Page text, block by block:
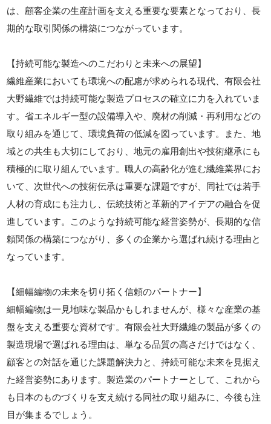
は、顧客企業の生産計画を支える重要な要素となっており、長
期的な取引関係の構築につながっています。
【持続可能な製造へのこだわりと未来への展望】
繊維産業においても環境への配慮が求められる現代、有限会社
大野繊維では持続可能な製造プロセスの確立に力を入れていま
す。省エネルギー型の設備導入や、廃材の削減・再利用などの
取り組みを通じて、環境負荷の低減を図っています。また、地
域との共生も大切にしており、地元の雇用創出や技術継承にも
積極的に取り組んでいます。職人の高齢化が進む繊維業界にお
いて、次世代への技術伝承は重要な課題ですが、同社では若手
人材の育成にも注力し、伝統技術と革新的アイデアの融合を促
進しています。このような持続可能な経営姿勢が、長期的な信
頼関係の構築につながり、多くの企業から選ばれ続ける理由と
なっています。
【細幅編物の未来を切り拓く信頼のパートナー】
細幅編物は一見地味な製品かもしれませんが、様々な産業の基
盤を支える重要な資材です。有限会社大野繊維の製品が多くの
製造現場で選ばれる理由は、単なる品質の高さだけではなく、
顧客との対話を通じた課題解決力と、持続可能な未来を見据え
た経営姿勢にあります。製造業のパートナーとして、これから
も日本のものづくりを支え続ける同社の取り組みに、今後も注
目が集まるでしょう。